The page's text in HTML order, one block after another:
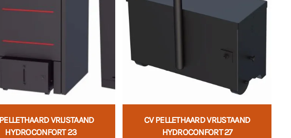
VRIJSTAAND
HYDROCONFORT 23
CV PELLETHAARD VRIJSTAAND
HYDROCONFORT 27